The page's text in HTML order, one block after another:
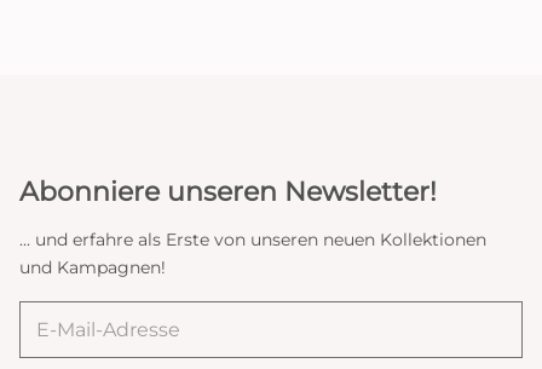
Abonniere unseren Newsletter!
... und erfahre als Erste von unseren neuen Kollektionen
und Kampagnen!